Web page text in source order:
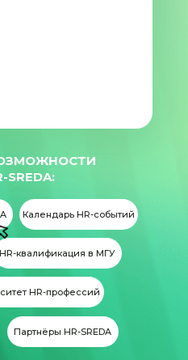
HR-профессий
HR-квалификация в МГУ
Календарь HR-событий
Партнёры HR-SREDA